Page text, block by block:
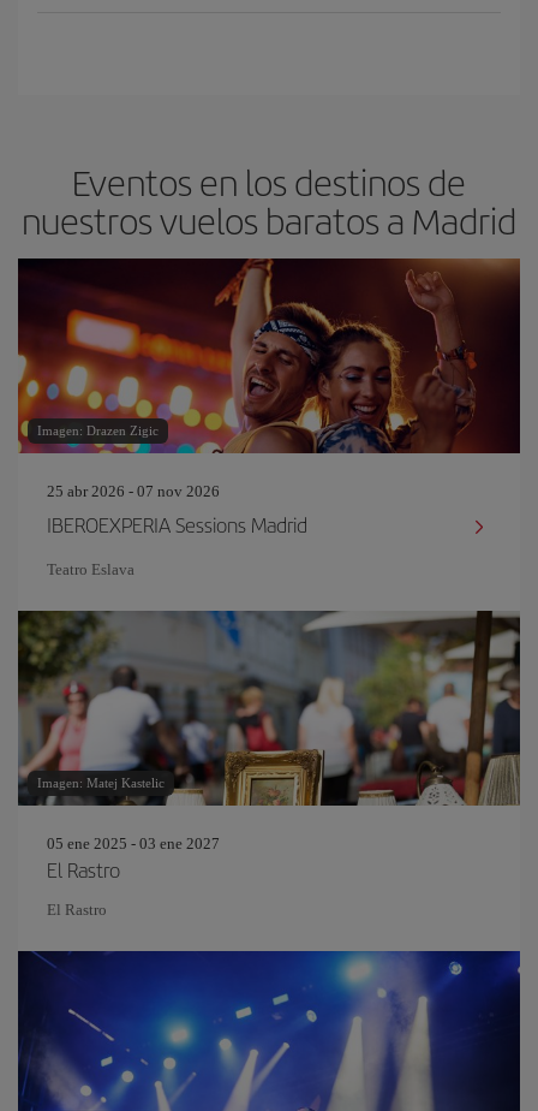
Eventos en los destinos de
nuestros vuelos baratos a Madrid
Imagen: Drazen Zigic
25 abr 2026 - 07 nov 2026
IBEROEXPERIA Sessions Madrid
Teatro Eslava
Imagen: Matej Kastelic
05 ene 2025 - 03 ene 2027
El Rastro
El Rastro